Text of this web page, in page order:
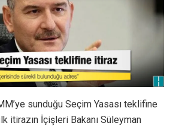
sunduğu Seçim Yasası teklifine
itirazın İçişleri Bakanı Süleyman